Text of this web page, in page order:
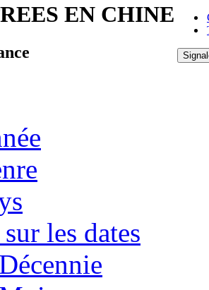
EN CHINE
les dates